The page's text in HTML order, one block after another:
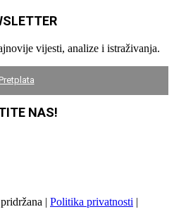
vijesti, analize i istraživanja.
Pretplata
NAS!
| Politika privatnosti